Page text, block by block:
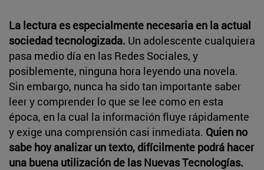
La lectura es especialmente necesaria en la actual
sociedad tecnologizada. Un adolescente cualquiera
pasa medio día en las Redes Sociales, y
posiblemente, ninguna hora leyendo una novela.
Sin embargo, nunca ha sido tan importante saber
leer y comprender lo que se lee como en esta
época, en la cual la información fluye rápidamente
y exige una comprensión casi inmediata. Quien no
sabe hoy analizar un texto, difícilmente podrá hacer
una buena utilización de las Nuevas Tecnologías.